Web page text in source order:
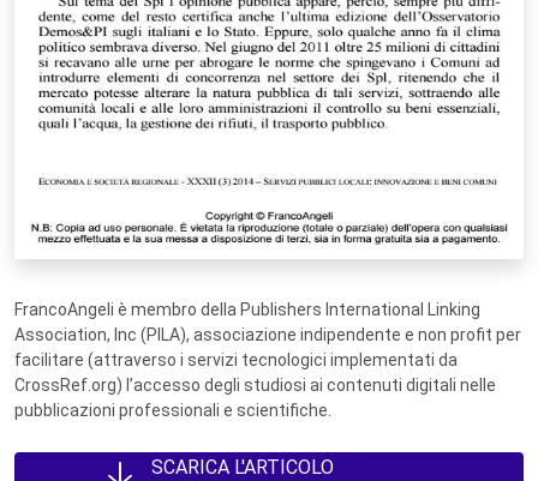
FrancoAngeli è membro della Publishers International Linking
Association, Inc (PILA), associazione indipendente e non profit per
facilitare (attraverso i servizi tecnologici implementati da
CrossRef.org) l’accesso degli studiosi ai contenuti digitali nelle
pubblicazioni professionali e scientifiche.
SCARICA L'ARTICOLO